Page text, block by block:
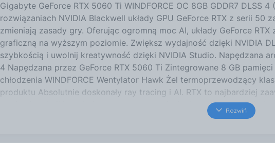
4,5 km
Centrum Handlowe Reduta Al.
Jerozolimskie 148 lokal 457
Warszawa
5,3 km
Grochowska 207
Warszawa
Gigabyte GeForce RTX 5060 Ti WINDFORCE OC 8GB GDDR7 DLSS
rozwiązaniach NVIDIA Blackwell układy GPU GeForce RTX z serii
zmieniają zasady gry. Oferując ogromną moc AI, układy GeForce
graficzną na wyższym poziomie. Zwiększ wydajność dzięki NVIDIA
szybkością i uwolnij kreatywność dzięki NVIDIA Studio. Napędzana
4 Napędzana przez GeForce RTX 5060 Ti Zintegrowane 8 GB
chłodzenia WINDFORCE Wentylator Hawk Żel termoprzewodzący
produktu Absolutnie doskonały ray tracing i AI. RTX to najbardziej
tracing i techniki renderingu opartego na sieciach neuronowych,
tworzymy. Ponad 700 gier i aplikacji korzysta z rozwiązań RTX, aby
Rozwiń